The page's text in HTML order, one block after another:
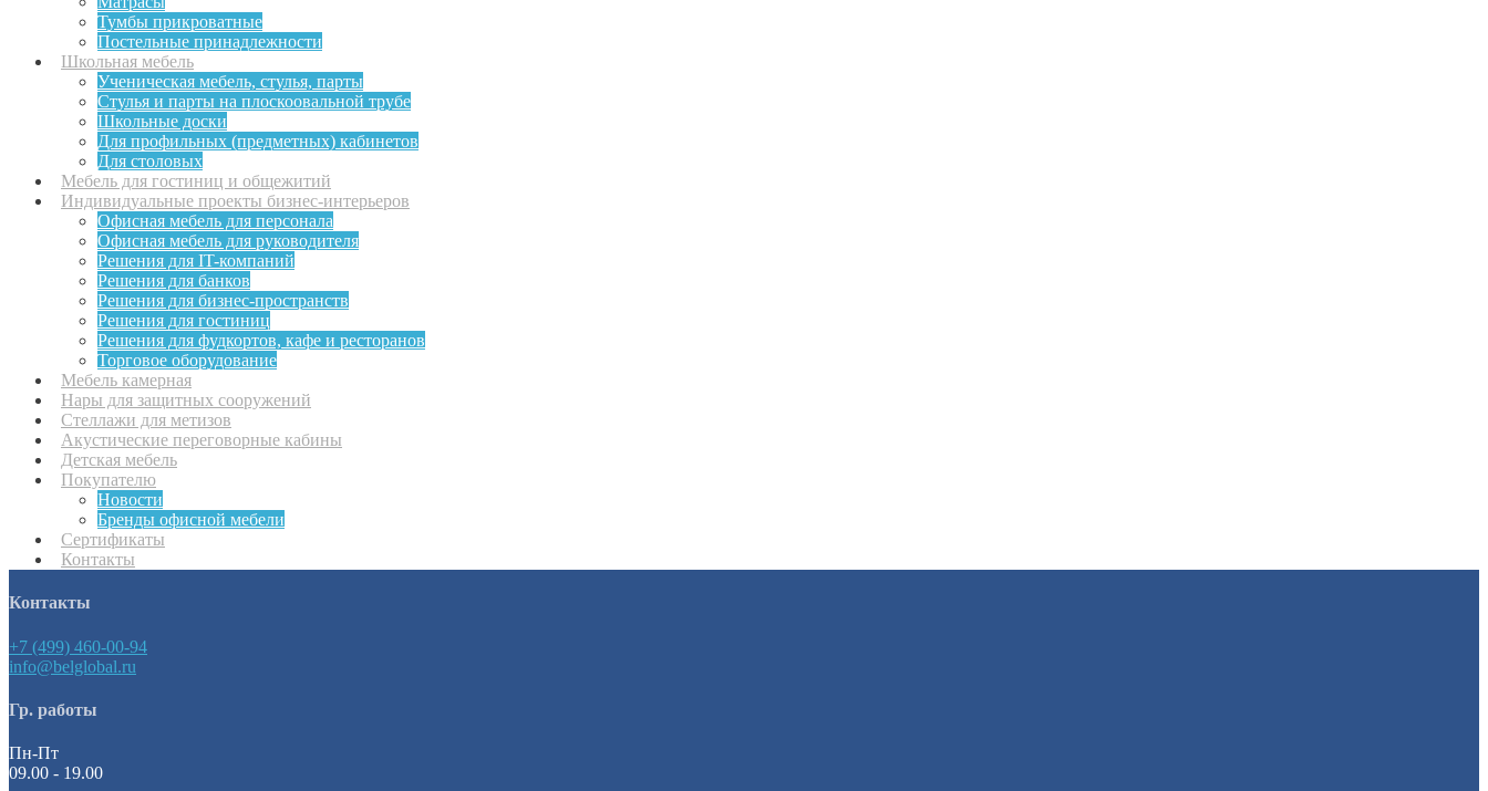
Тумбы прикроватные
Постельные принадлежности
Школьная мебель
Ученическая мебель, стулья, парты
Стулья и парты на плоскоовальной трубе
Школьные доски
Для профильных (предметных) кабинетов
Для столовых
Мебель для гостиниц и общежитий
Индивидуальные проекты бизнес-интерьеров
Офисная мебель для персонала
Офисная мебель для руководителя
Решения для IT-компаний
Решения для банков
Решения для бизнес-пространств
Решения для гостиниц
Решения для фудкортов, кафе и ресторанов
Торговое оборудование
Мебель камерная
Нары для защитных сооружений
Стеллажи для метизов
Акустические переговорные кабины
Детская мебель
Покупателю
Новости
Бренды офисной мебели
Сертификаты
Контакты
Контакты
+7 (499) 460-00-94
info@belglobal.ru
Гр. работы
Пн-Пт
09.00 - 19.00